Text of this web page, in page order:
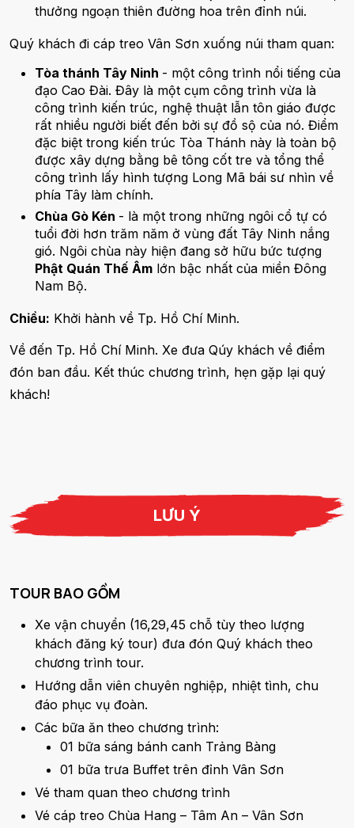
thưởng ngoạn thiên đường hoa trên đỉnh núi.
Quý khách đi cáp treo Vân Sơn xuống núi tham quan:
Tòa thánh Tây Ninh - một công trình nổi tiếng của
đạo Cao Đài. Đây là một cụm công trình vừa là
công trình kiến trúc, nghệ thuật lẫn tôn giáo được
rất nhiều người biết đến bởi sự đồ sộ của nó. Điểm
đặc biệt trong kiến trúc Tòa Thánh này là toàn bộ
được xây dựng bằng bê tông cốt tre và tổng thể
công trình lấy hình tượng Long Mã bái sư nhìn về
phía Tây làm chính.
Chùa Gò Kén - là một trong những ngôi cổ tự có
tuổi đời hơn trăm năm ở vùng đất Tây Ninh nắng
gió. Ngôi chùa này hiện đang sở hữu bức tượng
Phật Quán Thế Âm lớn bậc nhất của miền Đông
Nam Bộ.
Chiều: Khởi hành về Tp. Hồ Chí Minh.
Về đến Tp. Hồ Chí Minh. Xe đưa Qúy khách về điểm
đón ban đầu. Kết thúc chương trình, hẹn gặp lại quý
khách!
LƯU Ý
TOUR BAO GỒM
Xe vận chuyển (16,29,45 chỗ tùy theo lượng
khách đăng ký tour) đưa đón Quý khách theo
chương trình tour.
Hướng dẫn viên chuyên nghiệp, nhiệt tình, chu
đáo phục vụ đoàn.
Các bữa ăn theo chương trình:
01 bữa sáng bánh canh Trảng Bàng
01 bữa trưa Buffet trên đỉnh Vân Sơn
Vé tham quan theo chương trình
Vé cáp treo Chùa Hang – Tâm An – Vân Sơn